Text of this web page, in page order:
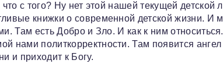
с того? Ну нет этой нашей текущей детской
книжки о современной детской жизни. И
Там есть Добро и Зло. И как к ним
нами политкорректности. Там появится
и приходит к Богу.